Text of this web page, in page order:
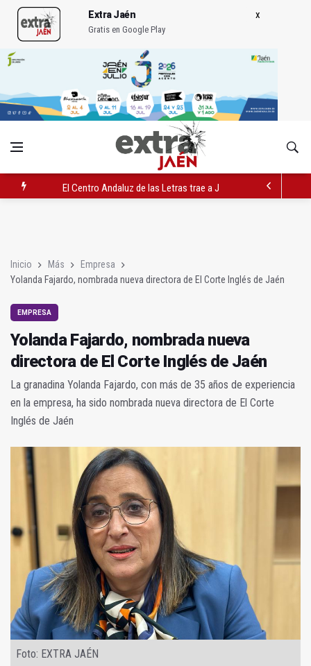
Extra Jaén
Gratis en Google Play
El Centro Andaluz de las Letras trae a Jaén al filósofo Omar
Inicio Más
Empresa
Yolanda Fajardo, nombrada nueva directora de El Corte Inglés de Jaén
EMPRESA
Yolanda Fajardo, nombrada nueva
directora de El Corte Inglés de Jaén
La granadina Yolanda Fajardo, con más de 35 años de experiencia
en la empresa, ha sido nombrada nueva directora de El Corte
Inglés de Jaén
Foto: EXTRA JAÉN